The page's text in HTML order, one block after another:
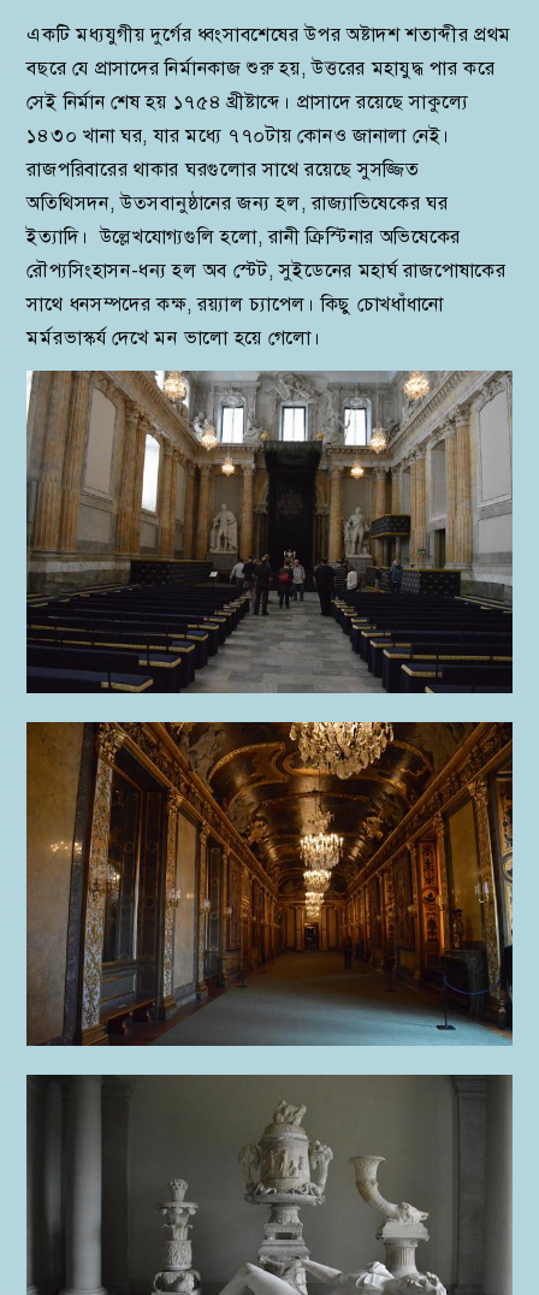
একটি মধ্যযুগীয় দুর্গের ধ্বংসাবশেষের উপর অষ্টাদশ শতাব্দীর প্রথম
বছরে যে প্রাসাদের নির্মানকাজ শুরু হয়, উত্তরের মহাযুদ্ধ পার করে
সেই নির্মান শেষ হয় ১৭৫৪ খ্রীষ্টাব্দে। প্রাসাদে রয়েছে সাকুল্যে
১৪৩০ খানা ঘর, যার মধ্যে ৭৭০টায় কোনও জানালা নেই।
রাজপরিবারের থাকার ঘরগুলোর সাথে রয়েছে সুসজ্জিত
অতিথিসদন, উত্সবানুষ্ঠানের জন্য হল, রাজ্যাভিষেকের ঘর
ইত্যাদি। উল্লেখযোগ্যগুলি হলো, রানী ক্রিস্টিনার অভিষেকের
রৌপ্যসিংহাসন-ধন্য হল অব স্টেট, সুইডেনের মহার্ঘ রাজপোষাকের
সাথে ধনসম্পদের কক্ষ, রয়্যাল চ্যাপেল। কিছু চোখধাঁধানো
মর্মরভাস্কর্য দেখে মন ভালো হয়ে গেলো।